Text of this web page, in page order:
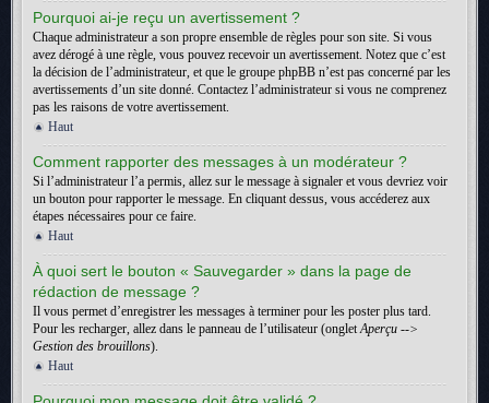
Pourquoi ai-je reçu un avertissement ?
Chaque administrateur a son propre ensemble de règles pour son site. Si vous
avez dérogé à une règle, vous pouvez recevoir un avertissement. Notez que c’est
la décision de l’administrateur, et que le groupe phpBB n’est pas concerné par les
avertissements d’un site donné. Contactez l’administrateur si vous ne comprenez
pas les raisons de votre avertissement.
Haut
Comment rapporter des messages à un modérateur ?
Si l’administrateur l’a permis, allez sur le message à signaler et vous devriez voir
un bouton pour rapporter le message. En cliquant dessus, vous accéderez aux
étapes nécessaires pour ce faire.
Haut
À quoi sert le bouton « Sauvegarder » dans la page de
rédaction de message ?
Il vous permet d’enregistrer les messages à terminer pour les poster plus tard.
Pour les recharger, allez dans le panneau de l’utilisateur (ongletAperçu -->
Gestion des brouillons).
Haut